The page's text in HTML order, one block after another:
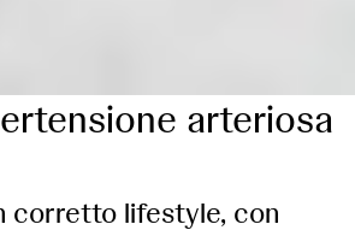
arteriosa
corretto lifestyle, con